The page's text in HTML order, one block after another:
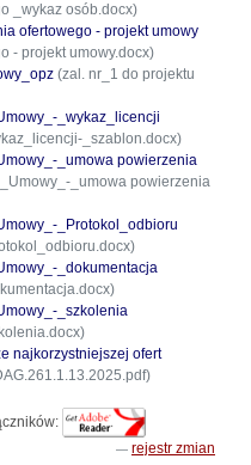
_wykaz osób.docx)
ofertowego - projekt umowy
- projekt umowy.docx)
(zal. nr_1 do projektu
_wykaz_licencji
_szablon.docx)
_umowa powierzenia
_umowa powierzenia
_Protokol_odbioru
_dokumentacja
_szkolenia
najkorzystniejszej ofert
rejestr zmian